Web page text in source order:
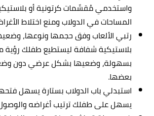
واستخدمي مُقسِّمات كرتونية أو
المساحات في الدولاب ومنع اختلاط
رتبي الألعاب وفق حجمها ونوعها،
بلاستيكية شفافة ليستطيع طفلك رؤية
بسهولة، وضعيها بشكل عرضي دون
بعضها.
استبدلي باب الدولاب بستارة يسهل
يسهل على طفلك ترتيب أغراضه والوصول